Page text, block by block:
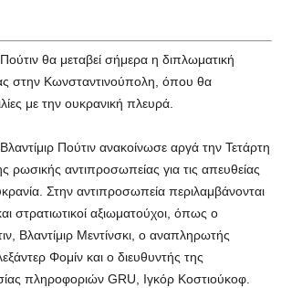
θα μεταβεί σήμερα η διπλωματική
στην Κωνσταντινούπολη, όπου θα
με την ουκρανική πλευρά.
Πούτιν ανακοίνωσε αργά την Τετάρτη
ρωσικής αντιπροσωπείας για τις απευθείας
Στην αντιπροσωπεία περιλαμβάνονται
στρατιωτικοί αξιωματούχοι, όπως ο
Βλαντίμιρ Μεντίνσκι, ο αναπληρωτής
Φομίν και ο διευθυντής της
πληροφοριών GRU, Ιγκόρ Κοστιούκοφ.